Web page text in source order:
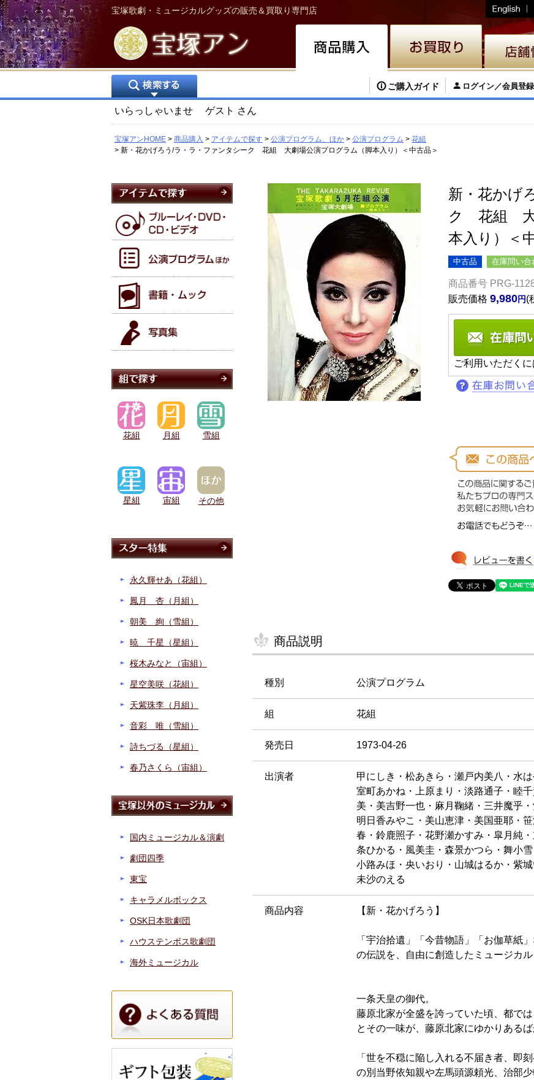
宝塚歌劇・ミュージカルグッズの販売＆買取り専門店
ご購入ガイド ログイン／会員登録
いらっしゃいませ ゲスト さん
宝塚アンHOME 商品購入 アイテムで探す 公演プログラム、ほか 公演プログラム
花組
新・花かげろう/ラ・ラ・ファンタシーク 花組 大劇場公演プログラム（脚本入り）＜中古品＞
新・花かげ
ク 花組 大
本入り）＜
中古品 在庫問い合
商品番号 PRG-
販売価格 9,980
ご利用いただく
商品説明
種別 公演プログラム
組 花組
発売日 1973-04-26
出演者
甲にしき・松あきら・瀬戸内美八・水
室町あかね・上原まり・淡路通子・睦
美・美吉野一也・麻月鞠緒・三井魔乎
明日香みやこ・美山恵津・美国亜耶・
春・鈴鹿照子・花野瀬かすみ・皐月純
条ひかる・風美圭・森景かつら・舞小
小路みほ・央いおり・山城はるか・紫
未沙のえる
商品内容 【新・花かげろう】
「宇治拾遺」「今昔物語」「お伽草紙
の伝説を、自由に創造したミュージカル
一条天皇の御代。
藤原北家が全盛を誇っていた頃、都で
とその一味が、藤原北家にゆかりあるば
「世を不穏に陥し入れる不届き者、即
の別当野依知親や左馬頭源頼光、治部
花組 月組 雪組
星組 宙組 その他
永久輝せあ（花組）
鳳月 杏（月組）
朝美 絢（雪組）
暁 千星（星組）
桜木みなと（宙組）
星空美咲（花組）
天紫珠李（月組）
音彩 唯（雪組）
詩ちづる（星組）
春乃さくら（宙組）
国内ミュージカル＆演劇
劇団四季
東宝
キャラメルボックス
OSK日本歌劇団
ハウステンボス歌劇団
海外ミュージカル